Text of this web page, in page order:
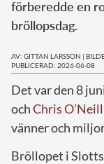
förberedde en
bröllopsdag.
AV: GITTAN LARSSON |
PUBLICERAD: 2026-06-08
Det var den 8
ochChris O’Neil
vänner och
Bröllopet i